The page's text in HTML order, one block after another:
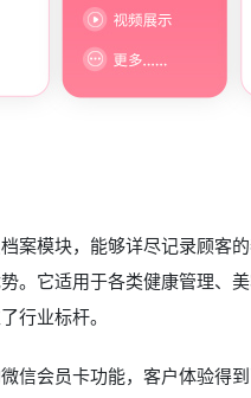
案模块，能够详尽记录顾客
。它适用于各类健康管理、
行业标杆。
信会员卡功能，客户体验得